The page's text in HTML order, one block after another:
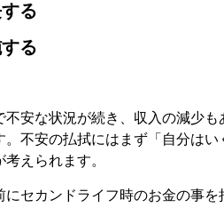
る
る
不安な状況が続き、収入の減少
。不安の払拭にはまず「自分は
えられます。
セカンドライフ時のお金の事